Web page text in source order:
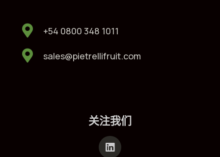
+54 0800 348 1011
sales@pietrellifruit.com
关注我们